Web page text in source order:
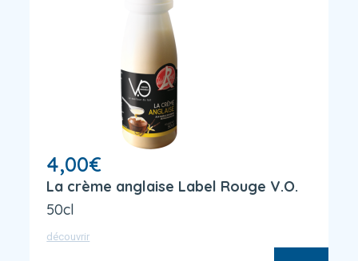
4,00€
La crème anglaise Label Rouge V.O.
50cl
découvrir